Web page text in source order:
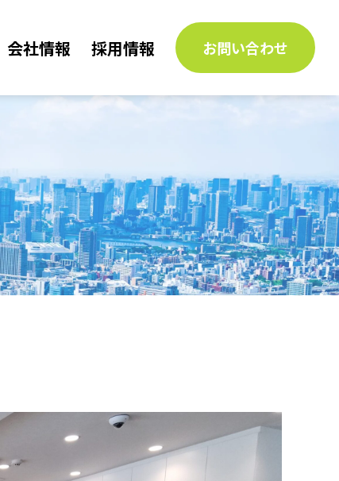
会社情報 採用情報 お問い合わせ